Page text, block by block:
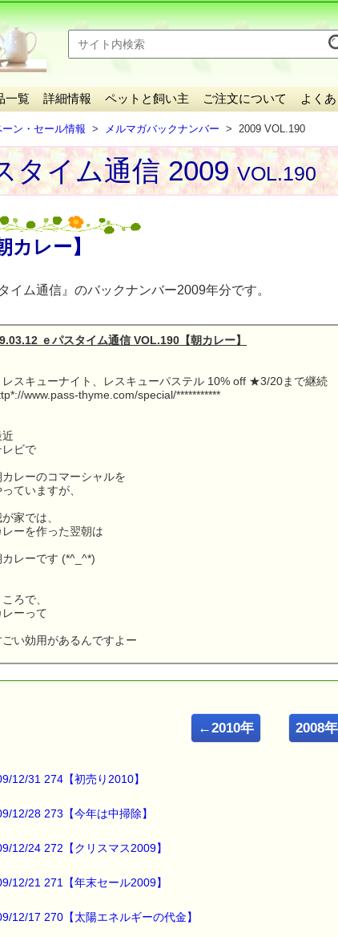
一覧 詳細情報 ペットと飼い主 ご注文について よく
ーン・セール情報 メルマガバックナンバー 2009 VOL.190
タイム通信 2009VOL.190
カレー】
イム通信』のバックナンバー2009年分です。
ｅパスタイム通信 VOL.190【朝カレー】
スキューナイト、レスキューパステル 10% off ★3/20まで継続
www.pass-thyme.com/special/***********
ビで
レーのコマーシャルを
ていますが、
家では、
ーを作った翌朝は
レーです (*^_^*)
ろで、
ーって
い効用があるんですよー
＠千葉るみこ （主婦、二児の母） でございます。
パスタイム通信 2009.03.12 VOL.190号
緒にとれてしまう優れ物！
に迷ったときの
けメニューとしても
←2010年 2008
12/31 274【初売り2010】
12/28 273【今年は中掃除】
12/24 272【クリスマス2009】
12/21 271【年末セール2009】
12/17 270【太陽エネルギーの代金】